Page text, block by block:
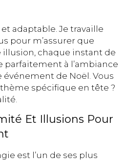
adaptable. Je travaille
pour m’assurer que
chaque instant de
parfaitement à l’ambiance
de Noël. Vous
spécifique en tête ?
Et Illusions Pour
est l’un de ses plus